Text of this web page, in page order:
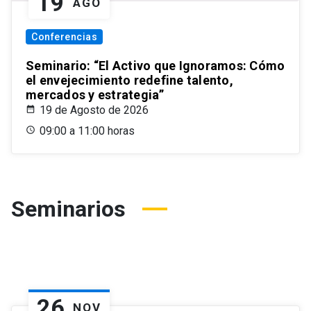
AGO
Conferencias
Seminario: “El Activo que Ignoramos: Cómo
el envejecimiento redefine talento,
mercados y estrategia”
19 de Agosto de 2026
09:00 a 11:00 horas
Seminarios
NOV